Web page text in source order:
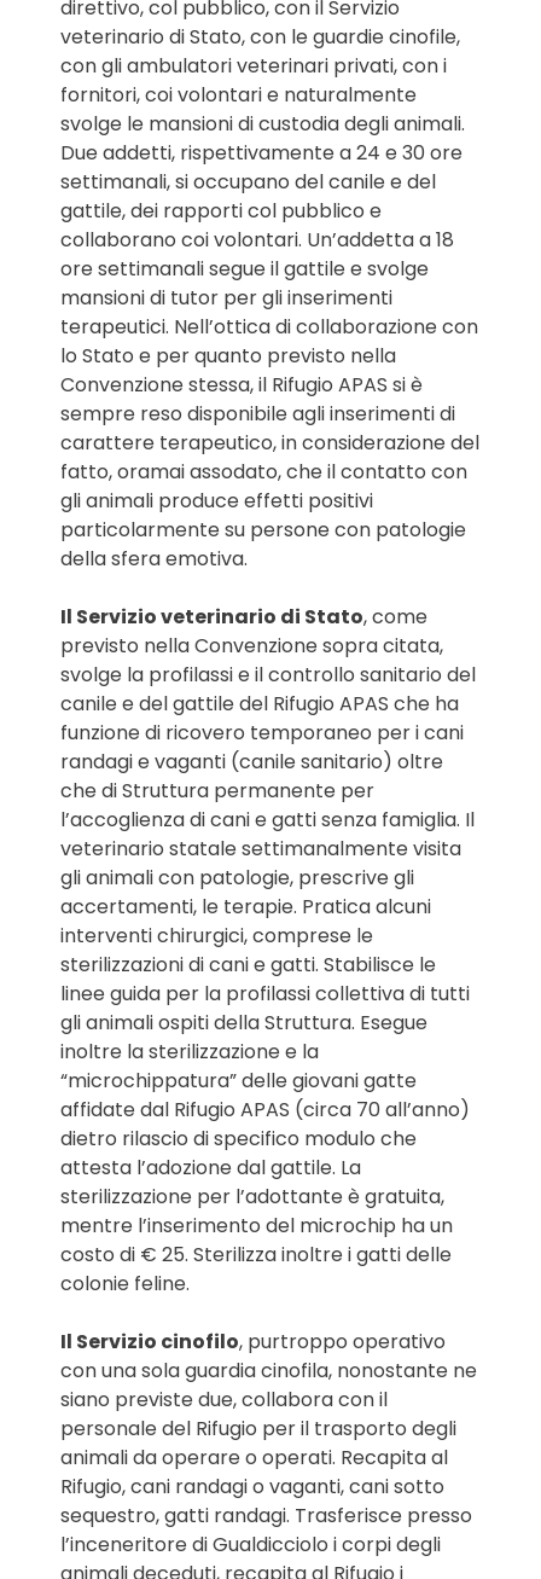
direttivo, col pubblico, con il Servizio
veterinario di Stato, con le guardie cinofile,
con gli ambulatori veterinari privati, con i
fornitori, coi volontari e naturalmente
svolge le mansioni di custodia degli animali.
Due addetti, rispettivamente a 24 e 30 ore
settimanali, si occupano del canile e del
gattile, dei rapporti col pubblico e
collaborano coi volontari. Un’addetta a 18
ore settimanali segue il gattile e svolge
mansioni di tutor per gli inserimenti
terapeutici. Nell’ottica di collaborazione con
lo Stato e per quanto previsto nella
Convenzione stessa, il Rifugio APAS si è
sempre reso disponibile agli inserimenti di
carattere terapeutico, in considerazione del
fatto, oramai assodato, che il contatto con
gli animali produce effetti positivi
particolarmente su persone con patologie
della sfera emotiva.
Il Servizio veterinario di Stato, come
previsto nella Convenzione sopra citata,
svolge la profilassi e il controllo sanitario del
canile e del gattile del Rifugio APAS che ha
funzione di ricovero temporaneo per i cani
randagi e vaganti (canile sanitario) oltre
che di Struttura permanente per
l’accoglienza di cani e gatti senza famiglia. Il
veterinario statale settimanalmente visita
gli animali con patologie, prescrive gli
accertamenti, le terapie. Pratica alcuni
interventi chirurgici, comprese le
sterilizzazioni di cani e gatti. Stabilisce le
linee guida per la profilassi collettiva di tutti
gli animali ospiti della Struttura. Esegue
inoltre la sterilizzazione e la
“microchippatura” delle giovani gatte
affidate dal Rifugio APAS (circa 70 all’anno)
dietro rilascio di specifico modulo che
attesta l’adozione dal gattile. La
sterilizzazione per l’adottante è gratuita,
mentre l’inserimento del microchip ha un
costo di € 25. Sterilizza inoltre i gatti delle
colonie feline.
Il Servizio cinofilo, purtroppo operativo
con una sola guardia cinofila, nonostante ne
siano previste due, collabora con il
personale del Rifugio per il trasporto degli
animali da operare o operati. Recapita al
Rifugio, cani randagi o vaganti, cani sotto
sequestro, gatti randagi. Trasferisce presso
l’inceneritore di Gualdicciolo i corpi degli